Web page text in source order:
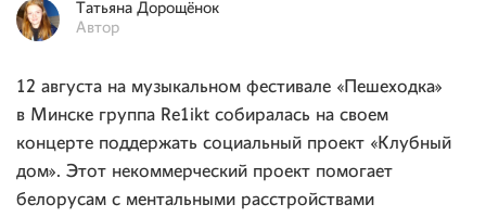
Татьяна Дорощёнок
Автор
12 августа на музыкальном фестивале «Пешеходка»
в Минске группа Re1ikt собиралась на своем
концерте поддержать социальный проект «Клубный
дом». Этот некоммерческий проект помогает
белорусам с ментальными расстройствами